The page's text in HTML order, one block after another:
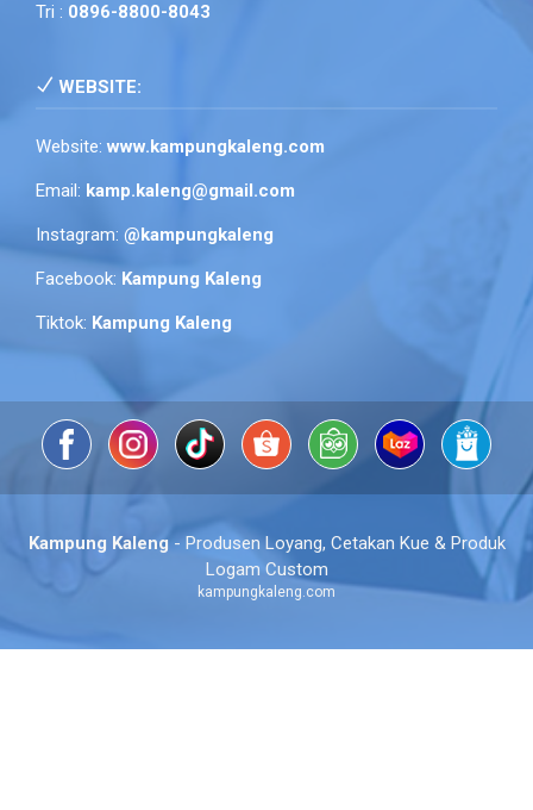
Tri : 0896-8800-8043
WEBSITE:
Website: www.kampungkaleng.com
Email: kamp.kaleng@gmail.com
Instagram: @kampungkaleng
Facebook: Kampung Kaleng
Tiktok: Kampung Kaleng
Kampung Kaleng- Produsen Loyang, Cetakan Kue & Produk
Logam Custom
kampungkaleng.com